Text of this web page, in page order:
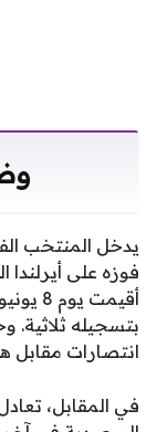
يدخل المنتخب
انتصارات مقابل
في المقابل،